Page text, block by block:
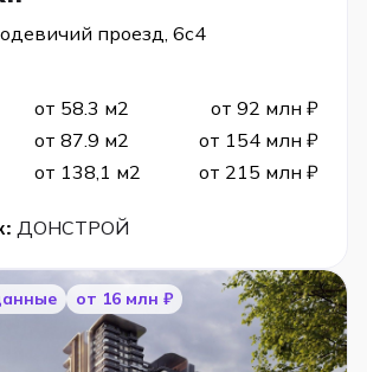
проезд, 6с4
от 58.3 м2
от 92 млн ₽
от 87.9 м2
от 154 млн ₽
от 138,1 м2 от 215 млн ₽
ДОНСТРОЙ
от 16 млн ₽